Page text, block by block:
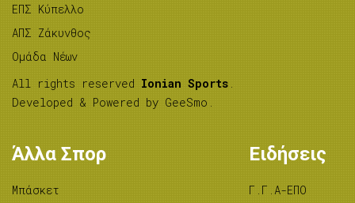
ΕΠΣ Κύπελλο
ΑΠΣ Ζάκυνθος
Ομάδα Νέων
All rights reserved Ionian Sports .
Developed & Powered by GeeSmo .
Άλλα Σπορ
Μπάσκετ
Ειδήσεις
Γ.Γ.Α-ΕΠΟ